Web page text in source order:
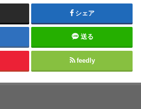
シェア
送る
feedly